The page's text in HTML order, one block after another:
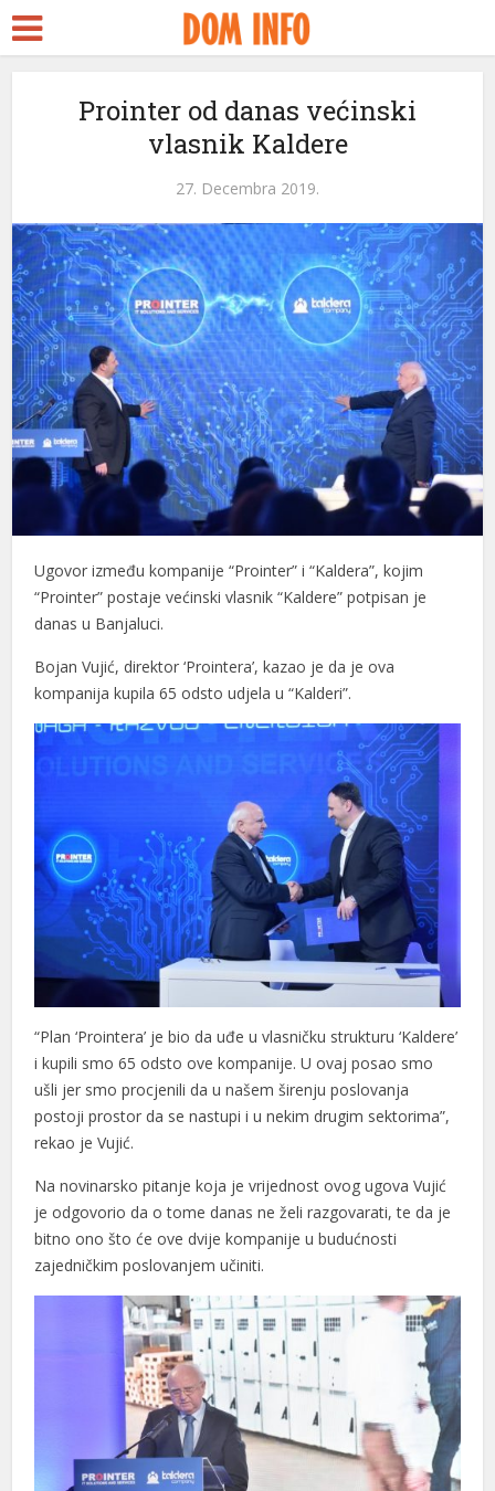
Prointer od danas većinski
vlasnik Kaldere
27. Decembra 2019.
Ugovor između kompanije “Prointer” i “Kaldera”, kojim
“Prointer” postaje većinski vlasnik “Kaldere” potpisan je
danas u Banjaluci.
Bojan Vujić, direktor ‘Prointera’, kazao je da je ova
kompanija kupila 65 odsto udjela u “Kalderi”.
“Plan ‘Prointera’ je bio da uđe u vlasničku strukturu ‘Kaldere’
i kupili smo 65 odsto ove kompanije. U ovaj posao smo
ušli jer smo procjenili da u našem širenju poslovanja
postoji prostor da se nastupi i u nekim drugim sektorima”,
rekao je Vujić.
Na novinarsko pitanje koja je vrijednost ovog ugova Vujić
je odgovorio da o tome danas ne želi razgovarati, te da je
bitno ono što će ove dvije kompanije u budućnosti
zajedničkim poslovanjem učiniti.